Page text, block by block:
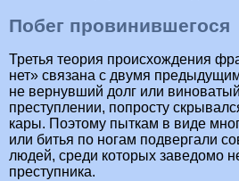
Побег провинившегося
Третья теория происхождения
нет» связана с двумя
не вернувший долг или
преступлении, попросту
кары. Поэтому пыткам в виде
или битья по ногам подвергали
людей, среди которых заведомо
преступника.